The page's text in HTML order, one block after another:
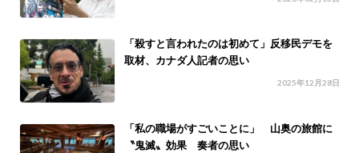
「殺すと言われたのは初めて」反移民デモを
取材、カナダ人記者の思い
2025年12月28日
「私の職場がすごいことに」 山奥の旅館に
〝鬼滅〟効果 奏者の思い